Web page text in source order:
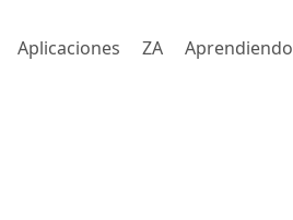
Aplicaciones ZA Aprendiendo